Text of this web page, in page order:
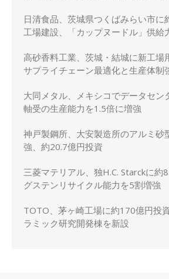
日清食品、茨城県つくばみらい市に
工場建設、「カップヌードル」供給
高砂香料工業、茨城・結城に新工場
サプライチェーン最適化と生産体制
大同メタル、メキシコでデータセン
軸受の生産能力を1.5倍に増強
神戸製鋼所、大安製造所のアルミ砂
強、約20.7億円投資
三菱マテリアル、独H.C. Starckに約
グステンリサイクル能力を5割増強
TOTO、茅ヶ崎工場に約170億円投
ラミック研究開発棟を新設